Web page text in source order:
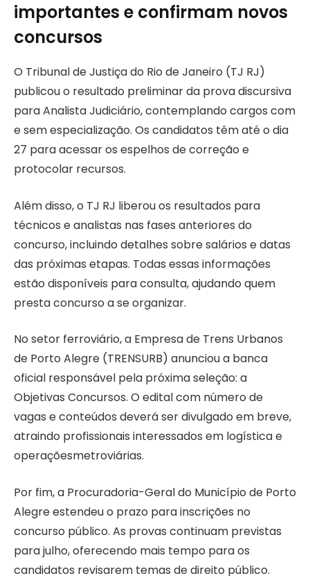
importantes e confirmam novos
concursos
O Tribunal de Justiça do Rio de Janeiro (TJ RJ)
publicou o resultado preliminar da prova discursiva
para Analista Judiciário, contemplando cargos com
e sem especialização. Os candidatos têm até o dia
27 para acessar os espelhos de correção e
protocolar recursos.
Além disso, o TJ RJ liberou os resultados para
técnicos e analistas nas fases anteriores do
concurso, incluindo detalhes sobre salários e datas
das próximas etapas. Todas essas informações
estão disponíveis para consulta, ajudando quem
presta concurso a se organizar.
No setor ferroviário, a Empresa de Trens Urbanos
de Porto Alegre (TRENSURB) anunciou a banca
oficial responsável pela próxima seleção: a
Objetivas Concursos. O edital com número de
vagas e conteúdos deverá ser divulgado em breve,
atraindo profissionais interessados em logística e
operaçõesmetroviárias.
Por fim, a Procuradoria-Geral do Município de Porto
Alegre estendeu o prazo para inscrições no
concurso público. As provas continuam previstas
para julho, oferecendo mais tempo para os
candidatos revisarem temas de direito público.